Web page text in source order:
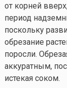
от корней
период
поскольку
обрезание
поросли.
аккуратным,
истекая соком.